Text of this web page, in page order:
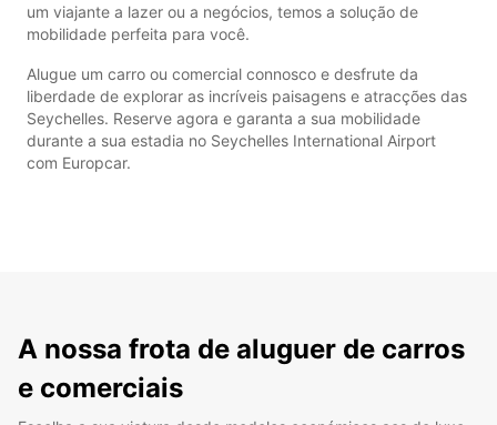
um viajante a lazer ou a negócios, temos a solução de
mobilidade perfeita para você.
Alugue um carro ou comercial connosco e desfrute da
liberdade de explorar as incríveis paisagens e atracções das
Seychelles. Reserve agora e garanta a sua mobilidade
durante a sua estadia no Seychelles International Airport
com Europcar.
A nossa frota de aluguer de carros
e comerciais